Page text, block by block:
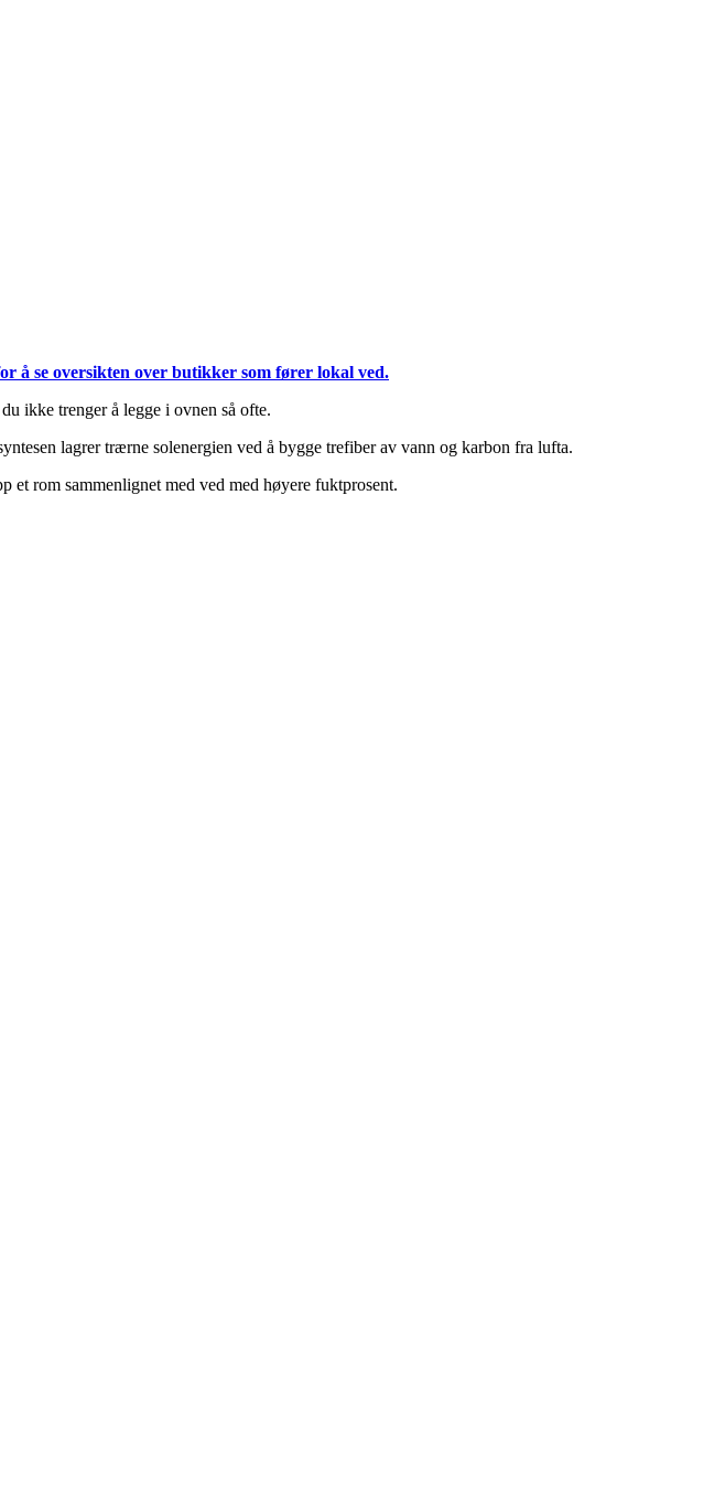
å se oversikten over butikker som fører lokal ved.
ikke trenger å legge i ovnen så ofte.
lagrer trærne solenergien ved å bygge trefiber av vann og karbon fra lufta.
rom sammenlignet med ved med høyere fuktprosent.